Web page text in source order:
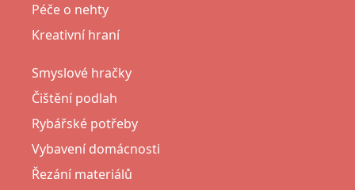
Péče o nehty
Kreativní hraní
Smyslové hračky
Čištění podlah
Rybářské potřeby
Vybavení domácnosti
Řezání materiálů